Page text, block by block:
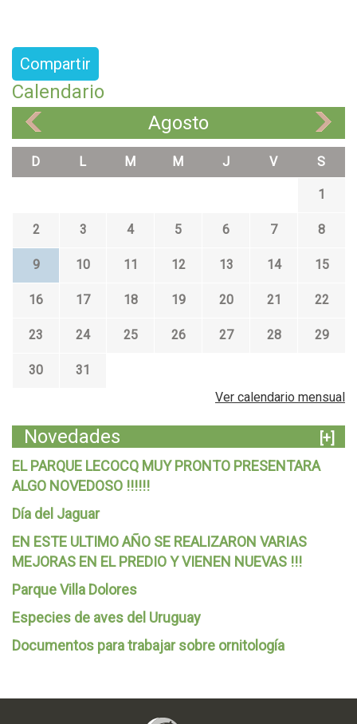
Compartir
Calendario
Agosto
D L M M J V S
1
2 3 4 5 6 7 8
9 10 11 12 13 14 15
16 17 18 19 20 21 22
23 24 25 26 27 28 29
30
31
Ver calendario mensual
Novedades
[+]
EL PARQUE LECOCQ MUY PRONTO PRESENTARA
ALGO NOVEDOSO !!!!!!
Día del Jaguar
EN ESTE ULTIMO AÑO SE REALIZARON VARIAS
MEJORAS EN EL PREDIO Y VIENEN NUEVAS !!!
Parque Villa Dolores
Especies de aves del Uruguay
Documentos para trabajar sobre ornitología